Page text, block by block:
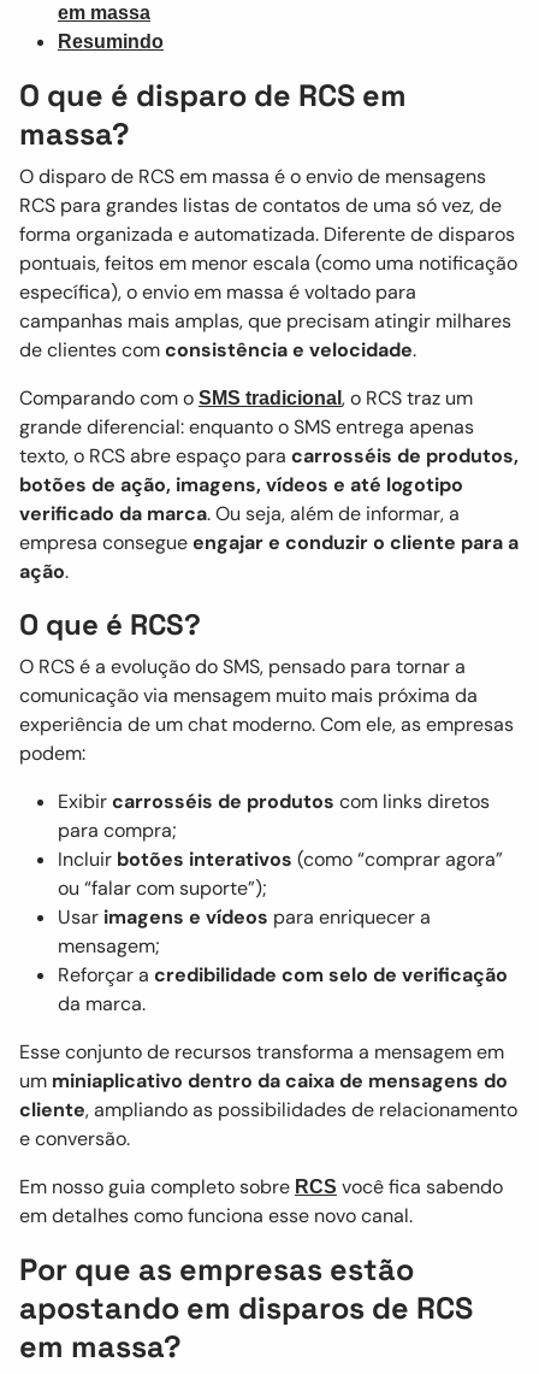
em massa
Resumindo
O que é disparo de RCS em
massa?
O disparo de RCS em massa é o envio de mensagens
RCS para grandes listas de contatos de uma só vez, de
forma organizada e automatizada. Diferente de disparos
pontuais, feitos em menor escala (como uma notificação
específica), o envio em massa é voltado para
campanhas mais amplas, que precisam atingir milhares
de clientes comconsistência e velocidade.
Comparando com o SMS tradicional , o RCS traz um
grande diferencial: enquanto o SMS entrega apenas
texto, o RCS abre espaço para carrosséis de produtos,
botões de ação, imagens, vídeos e até logotipo
verificado da marca. Ou seja, além de informar, a
empresa consegueengajar e conduzir o cliente para a
ação.
O que é RCS?
O RCS é a evolução do SMS, pensado para tornar a
comunicação via mensagem muito mais próxima da
experiência de um chat moderno. Com ele, as empresas
podem:
Exibircarrosséis de produtos com links diretos
para compra;
Incluir botões interativos (como “comprar agora”
ou “falar com suporte”);
Usar imagens e vídeos para enriquecer a
mensagem;
Reforçar a credibilidade com selo de verificação
da marca.
Esse conjunto de recursos transforma a mensagem em
um miniaplicativo dentro da caixa de mensagens do
cliente, ampliando as possibilidades de relacionamento
e conversão.
Em nosso guia completo sobre RCS você fica sabendo
em detalhes como funciona esse novo canal.
Por que as empresas estão
apostando em disparos de RCS
em massa?